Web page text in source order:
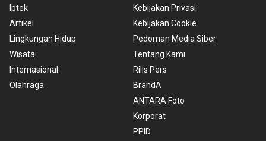
Iptek
Artikel
Lingkungan Hidup
Wisata
Internasional
Olahraga
Kebijakan Privasi
Kebijakan Cookie
Pedoman Media Siber
Tentang Kami
Rilis Pers
BrandA
ANTARA Foto
Korporat
PPID